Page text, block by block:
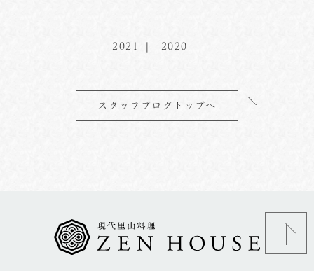
2021 2020
スタッフブログトップへ